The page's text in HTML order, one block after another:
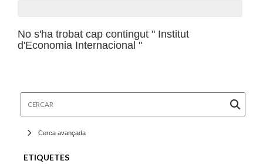
No s'ha trobat cap contingut " Institut
d'Economia Internacional "
Cerca avançada
ETIQUETES